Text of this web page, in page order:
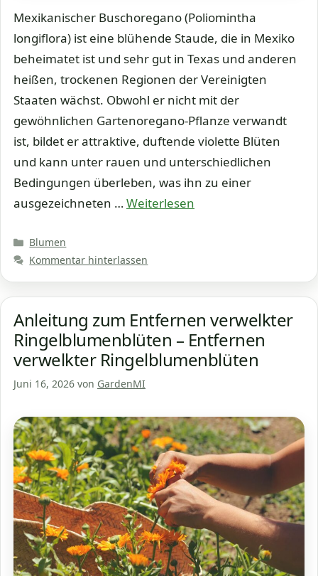
Mexikanischer Buschoregano (Poliomintha
longiflora) ist eine blühende Staude, die in Mexiko
beheimatet ist und sehr gut in Texas und anderen
heißen, trockenen Regionen der Vereinigten
Staaten wächst. Obwohl er nicht mit der
gewöhnlichen Gartenoregano-Pflanze verwandt
ist, bildet er attraktive, duftende violette Blüten
und kann unter rauen und unterschiedlichen
Bedingungen überleben, was ihn zu einer
ausgezeichneten …Weiterlesen
Kategorien
Blumen
Kommentar hinterlassen
Anleitung zum Entfernen verwelkter
Ringelblumenblüten – Entfernen
verwelkter Ringelblumenblüten
Juni 16, 2026 von GardenMI